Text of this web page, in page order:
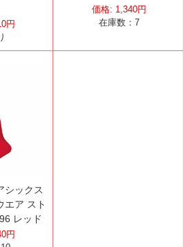
円
価格: 1,340円
在庫数： 7
シックス
エア スト
レッド
円